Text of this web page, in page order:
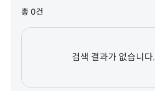
총 0건
검색 결과가 없습니다.